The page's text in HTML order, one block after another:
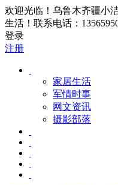
欢迎光临！乌鲁木齐疆小
生活！联系电话：
登录
注册
家居生活
军情时事
网文资讯
摄影部落